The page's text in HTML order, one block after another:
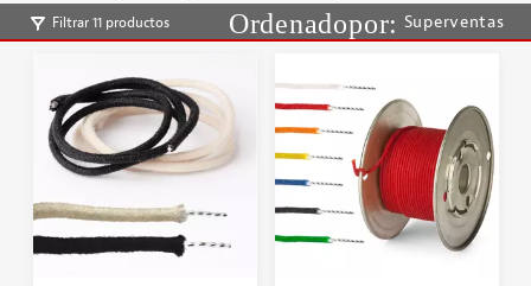
Filtrar 11 productos Superventas